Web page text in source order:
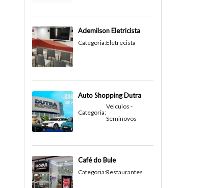
Ademilson Eletricista
Categoria:Eletrecista
Auto Shopping Dutra
Categoria:
Veiculos -
Seminovos
Café do Bule
Categoria:Restaurantes